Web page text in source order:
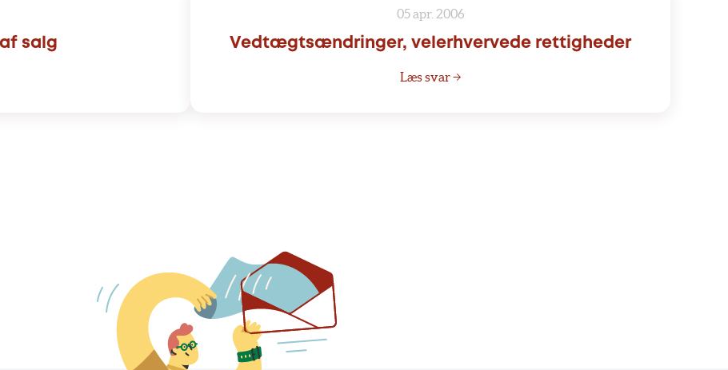
salg
05 apr. 2006
Vedtægtsændringer, velerhvervede rettigheder
Læs svar →